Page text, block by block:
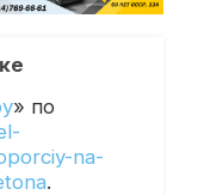
» по
na-
.